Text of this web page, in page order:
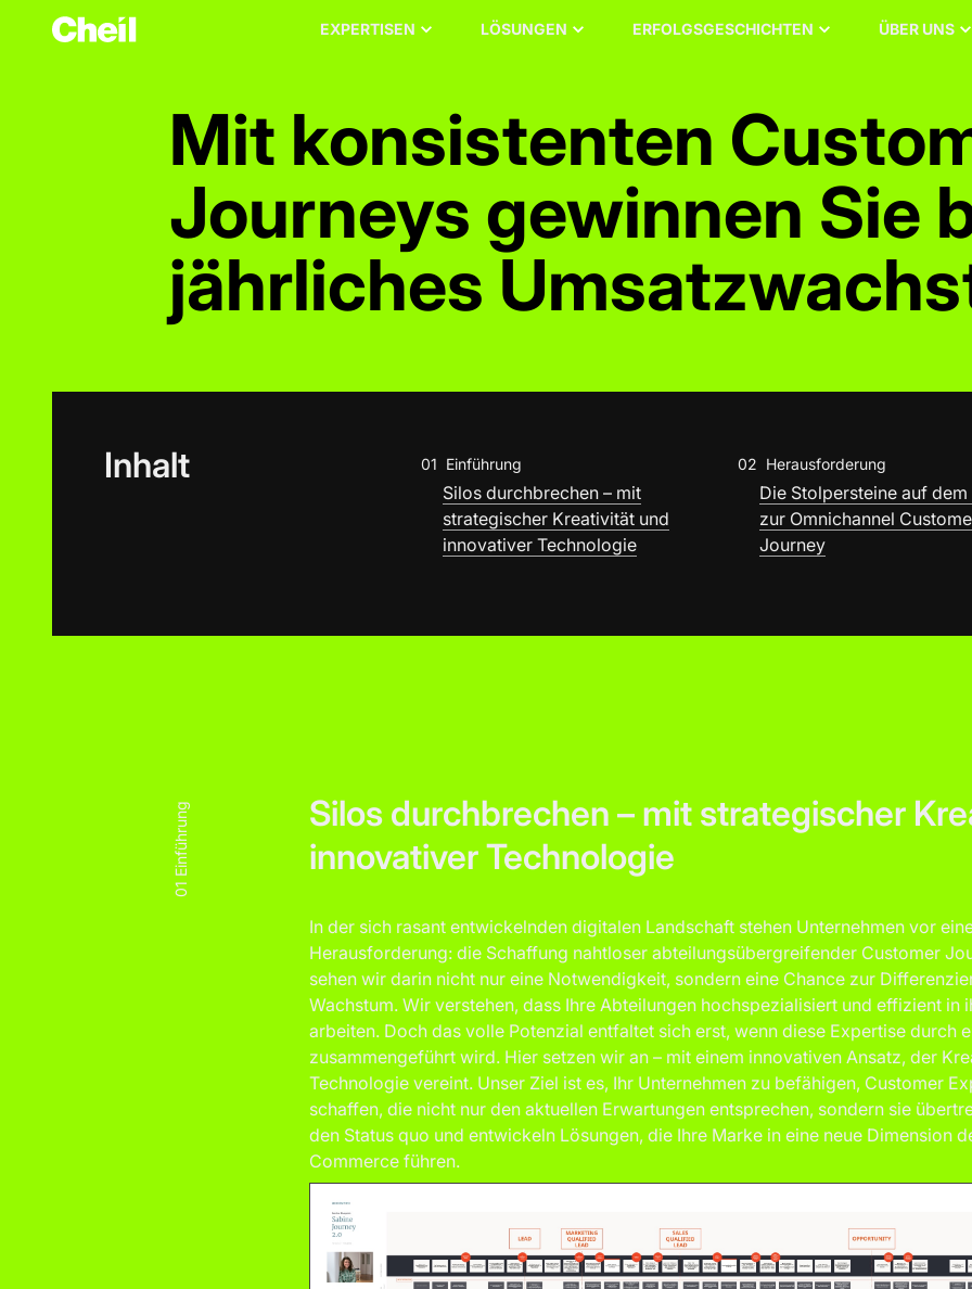
EXPERTISEN LÖSUNGEN ERFOLGSGESCHICHTEN ÜBER UNS
Mit konsistenten
Journeys gewinnen Sie
jährliches
Inhalt 01 Einführung
Silos durchbrechen – mit
strategischer Kreativität und
innovativer Technologie
02 Herausforderung
Die Stolpersteine auf dem
zur Omnichannel
Journey
01
Einführung
Silos durchbrechen – mit strategischer
innovativer Technologie
In der sich rasant entwickelnden digitalen Landschaft stehen Unternehmen vor
Herausforderung: die Schaffung nahtloser abteilungsübergreifender Customer
sehen wir darin nicht nur eine Notwendigkeit, sondern eine Chance zur
Wachstum. Wir verstehen, dass Ihre Abteilungen hochspezialisiert und effizient in
arbeiten. Doch das volle Potenzial entfaltet sich erst, wenn diese Expertise durch
zusammengeführt wird. Hier setzen wir an – mit einem innovativen Ansatz, der
Technologie vereint. Unser Ziel ist es, Ihr Unternehmen zu befähigen, Customer
schaffen, die nicht nur den aktuellen Erwartungen entsprechen, sondern sie
den Status quo und entwickeln Lösungen, die Ihre Marke in eine neue Dimension
Commerce führen.